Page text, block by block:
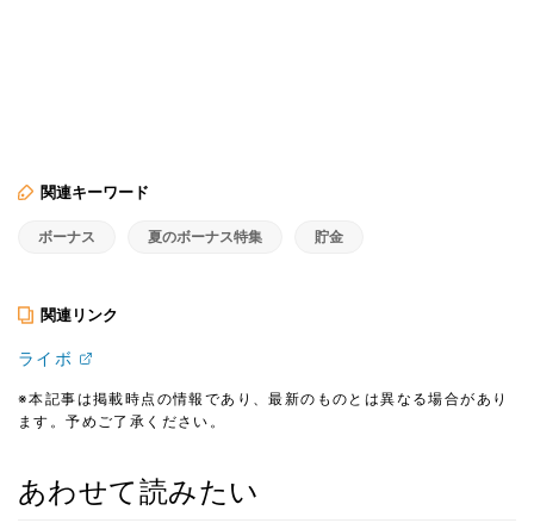
関連キーワード
ボーナス 夏のボーナス特集 貯金
関連リンク
ライボ
※本記事は掲載時点の情報であり、最新のものとは異なる場合があり
ます。予めご了承ください。
あわせて読みたい